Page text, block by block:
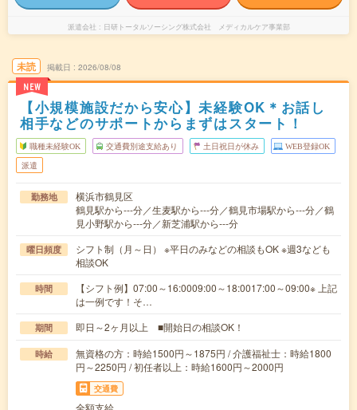
派遣会社 日研トータルソーシング株式会社 メディカルケア事業部
未読
NEW
掲載日 2026/08/08
【小規模施設だから安心】未経験OK＊お話し
相手などのサポートからまずはスタート！
職種未経験OK 交通費別途支給あり 土日祝日が休み WEB登録OK
派遣
勤務地
横浜市鶴見区
鶴見駅から---分／生麦駅から---分／鶴見市場駅から---分／鶴
見小野駅から---分／新芝浦駅から---分
曜日頻度
シフト制（月～日） ※平日のみなどの相談もOK ※週3なども
相談OK
時間
【シフト例】07:00～16:0009:00～18:0017:00～09:00※ 上記
は一例です！そ…
期間 即日～2ヶ月以上 ■開始日の相談OK！
時給
無資格の方：時給1500円～1875円 / 介護福祉士：時給1800
円～2250円 / 初任者以上：時給1600円～2000円
交通費
全額支給